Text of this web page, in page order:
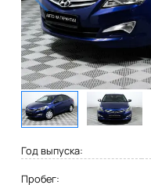
Год выпуска:
Пробег: